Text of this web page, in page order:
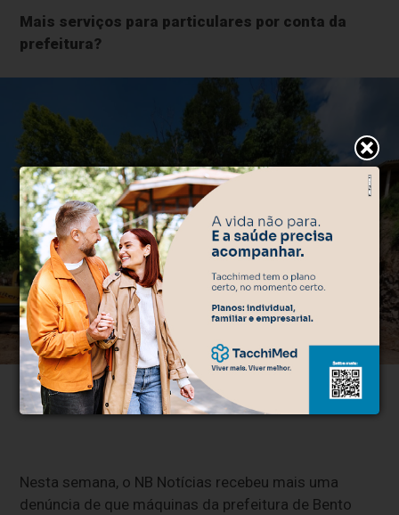
Mais serviços para particulares por conta da
prefeitura?
Trabalhos foram realizados em uma área na localidade próximo à
Capela das Almas, no distrito do Vale dos Vinhedos - Foto: NB Notícias
Nesta semana, o NB Notícias recebeu mais uma
denúncia de que máquinas da prefeitura de Bento